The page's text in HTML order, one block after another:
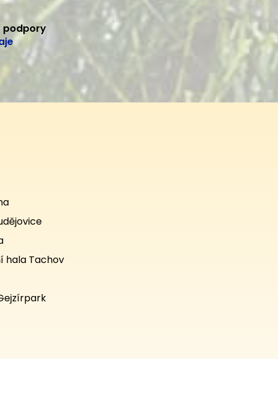
podpory
hala Tachov